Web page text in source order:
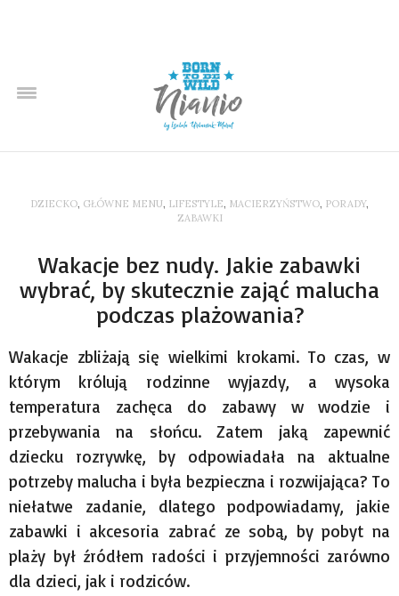
DZIECKO, GŁÓWNE MENU, LIFESTYLE, MACIERZYŃSTWO, PORADY,
ZABAWKI
Wakacje bez nudy. Jakie zabawki
wybrać, by skutecznie zająć malucha
podczas plażowania?
Wakacje zbliżają się wielkimi krokami. To czas, w
którym królują rodzinne wyjazdy, a wysoka
temperatura zachęca do zabawy w wodzie i
przebywania na słońcu. Zatem jaką zapewnić
dziecku rozrywkę, by odpowiadała na aktualne
potrzeby malucha i była bezpieczna i rozwijająca? To
niełatwe zadanie, dlatego podpowiadamy, jakie
zabawki i akcesoria zabrać ze sobą, by pobyt na
plaży był źródłem radości i przyjemności zarówno
dla dzieci, jak i rodziców.